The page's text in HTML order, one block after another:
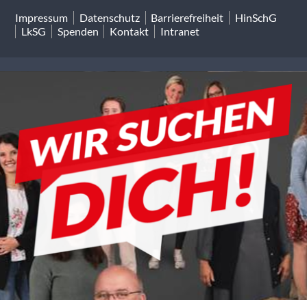
Impressum Datenschutz Barrierefreiheit
HinSchG
LkSG
Spenden Kontakt Intranet